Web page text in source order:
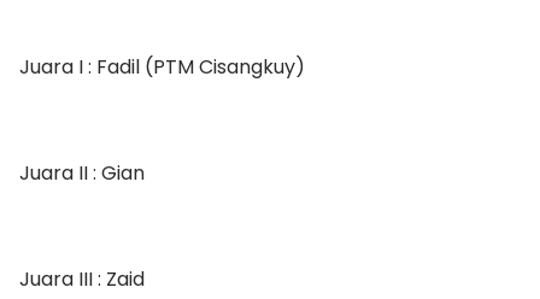
Juara I : Fadil (PTM Cisangkuy)
Juara II : Gian
Juara III : Zaid